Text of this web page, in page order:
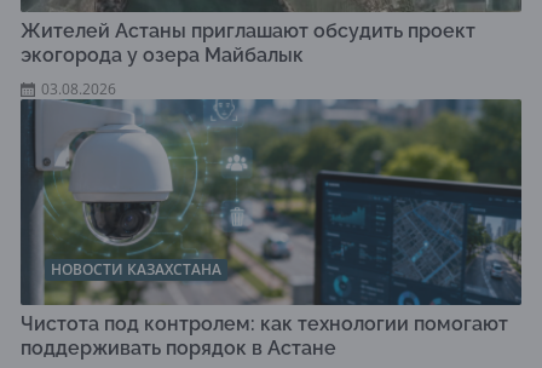
Жителей Астаны приглашают обсудить проект
экогорода у озера Майбалык
03.08.2026
НОВОСТИ КАЗАХСТАНА
Чистота под контролем: как технологии помогают
поддерживать порядок в Астане